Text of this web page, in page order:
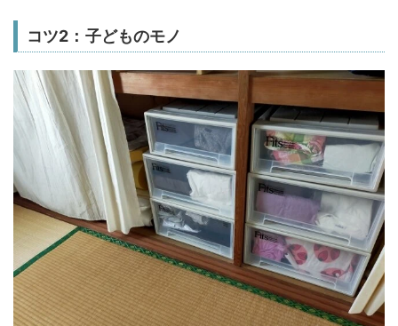
コツ2：子どものモノ